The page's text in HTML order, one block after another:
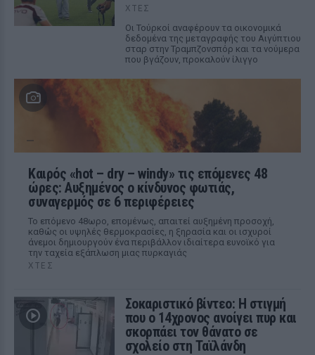
ΧΤΕΣ
Οι Τούρκοί αναφέρουν τα οικονομικά
δεδομένα της μεταγραφής του Αιγύπτιου
σταρ στην Τραμπζονσπόρ και τα νούμερα
που βγάζουν, προκαλούν ίλιγγο
Καιρός «hot – dry – windy» τις επόμενες 48
ώρες: Αυξημένος ο κίνδυνος φωτιάς,
συναγερμός σε 6 περιφέρειες
Το επόμενο 48ωρο, επομένως, απαιτεί αυξημένη προσοχή,
καθώς οι υψηλές θερμοκρασίες, η ξηρασία και οι ισχυροί
άνεμοι δημιουργούν ένα περιβάλλον ιδιαίτερα ευνοϊκό για
την ταχεία εξάπλωση μιας πυρκαγιάς
ΧΤΕΣ
Σοκαριστικό βίντεο: Η στιγμή
που ο 14χρονος ανοίγει πυρ και
σκορπάει τον θάνατο σε
σχολείο στη Ταϊλάνδη